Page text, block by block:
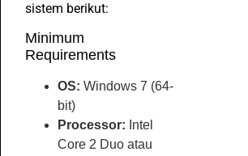
sistem berikut:
Minimum
Requirements
OS: Windows 7 (64-
bit)
Processor: Intel
Core 2 Duo atau